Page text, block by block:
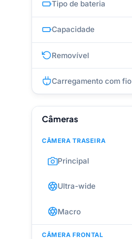
Tipo de bateria
Capacidade
Removível
Carregamento com fio
Câmeras
CÂMERA TRASEIRA
Principal
Ultra-wide
Macro
CÂMERA FRONTAL